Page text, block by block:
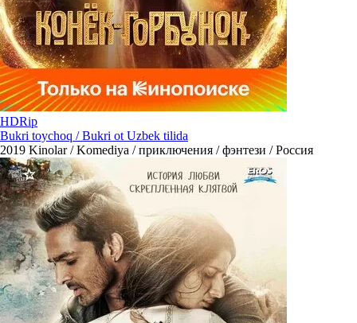
HDRip
Bukri toychoq / Bukri ot Uzbek tilida
2019 Kinolar / Komediya / приключения / фэнтези / Россия